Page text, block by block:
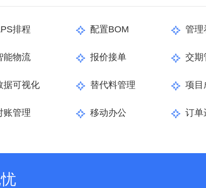
排程 配置BOM 管理
能物流 报价接单 交期
据可视化 替代料管理 项目
账管理 移动办公 订单